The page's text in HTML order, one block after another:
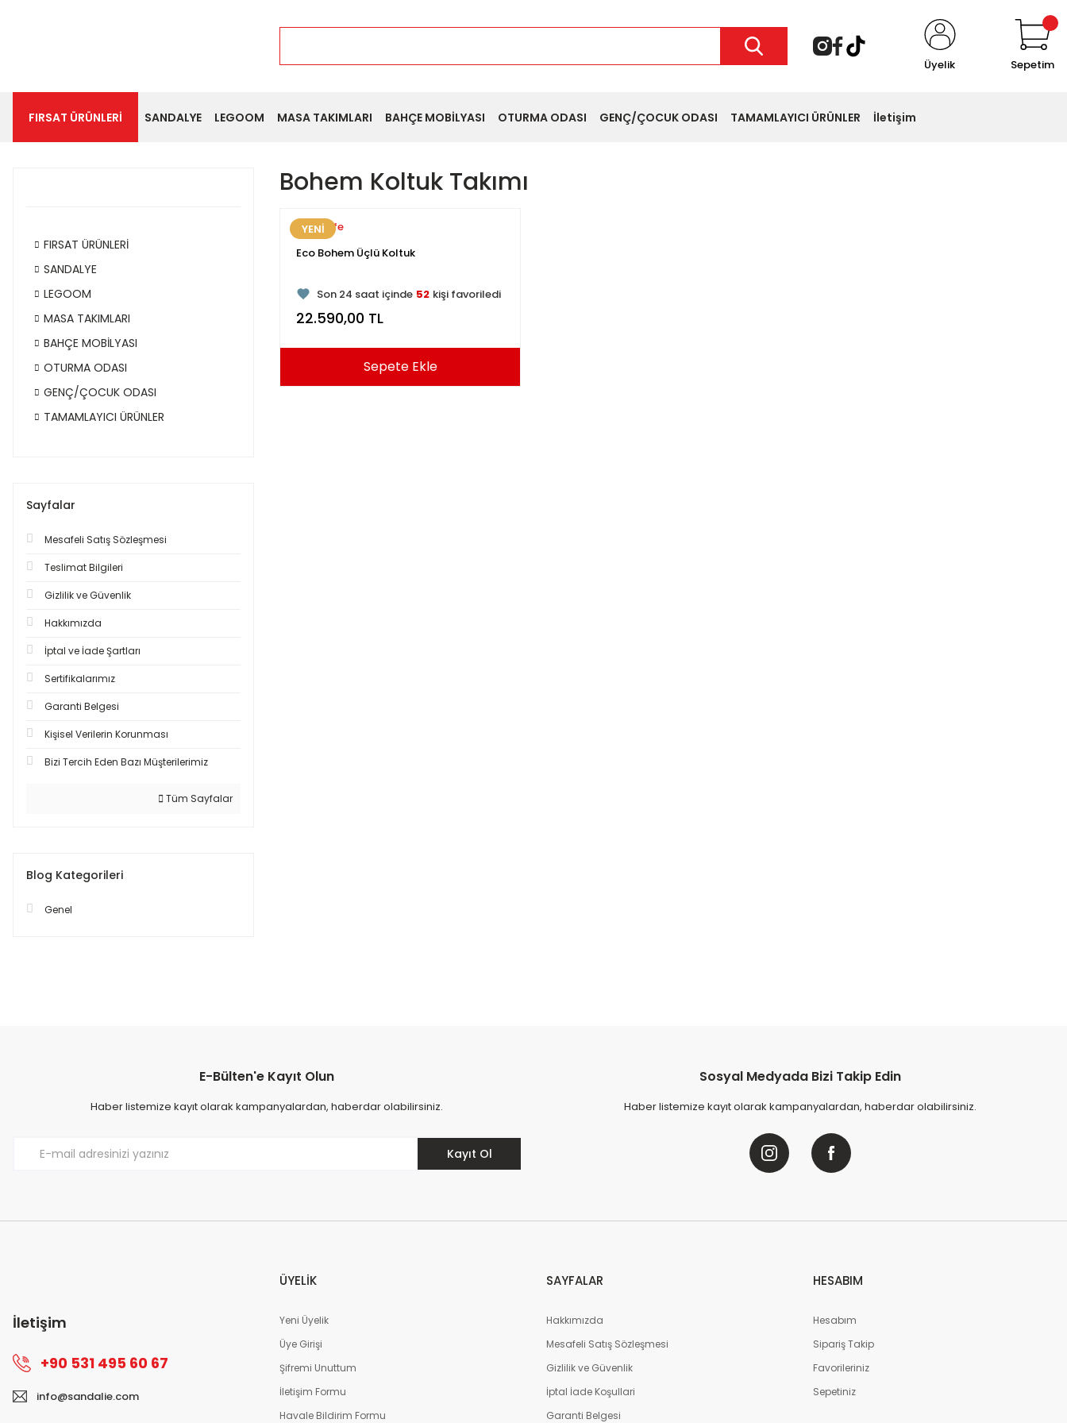
Üyelik Sepetim
FIRSAT ÜRÜNLERİ SANDALYE LEGOOM MASA TAKIMLARI BAHÇE MOBİLYASI OTURMA ODASI GENÇ/ÇOCUK ODASI TAMAMLAYICI ÜRÜNLER İletişim
FIRSAT ÜRÜNLERİ
SANDALYE
LEGOOM
MASA TAKIMLARI
BAHÇE MOBİLYASI
OTURMA ODASI
GENÇ/ÇOCUK ODASI
TAMAMLAYICI ÜRÜNLER
Sayfalar
Mesafeli Satış Sözleşmesi
Teslimat Bilgileri
Gizlilik ve Güvenlik
Hakkımızda
İptal ve İade Şartları
Sertifikalarımız
Garanti Belgesi
Kişisel Verilerin Korunması
Bizi Tercih Eden Bazı Müşterilerimiz
Tüm Sayfalar
Blog Kategorileri
Genel
Bohem Koltuk Takımı
YENİ
Modalife
Eco Bohem Üçlü Koltuk
Son 24 saat içinde 52 kişi favoriledi
Son 1 hafta içinde
154 kişi inceledi
22.590,00 TL
Sepete Ekle
E-Bülten'e Kayıt Olun
Haber listemize kayıt olarak kampanyalardan, haberdar olabilirsiniz.
Kayıt Ol
Sosyal Medyada Bizi Takip Edin
Haber listemize kayıt olarak kampanyalardan, haberdar olabilirsiniz.
İletişim
+90 531 495 60 67
info@sandalie.com
ÜYELİK
Yeni Üyelik
Üye Girişi
Şifremi Unuttum
İletişim Formu
Havale Bildirim Formu
SAYFALAR
Hakkımızda
Mesafeli Satış Sözleşmesi
Gizlilik ve Güvenlik
İptal İade Koşullari
Garanti Belgesi
HESABIM
Hesabım
Sipariş Takip
Favorileriniz
Sepetiniz